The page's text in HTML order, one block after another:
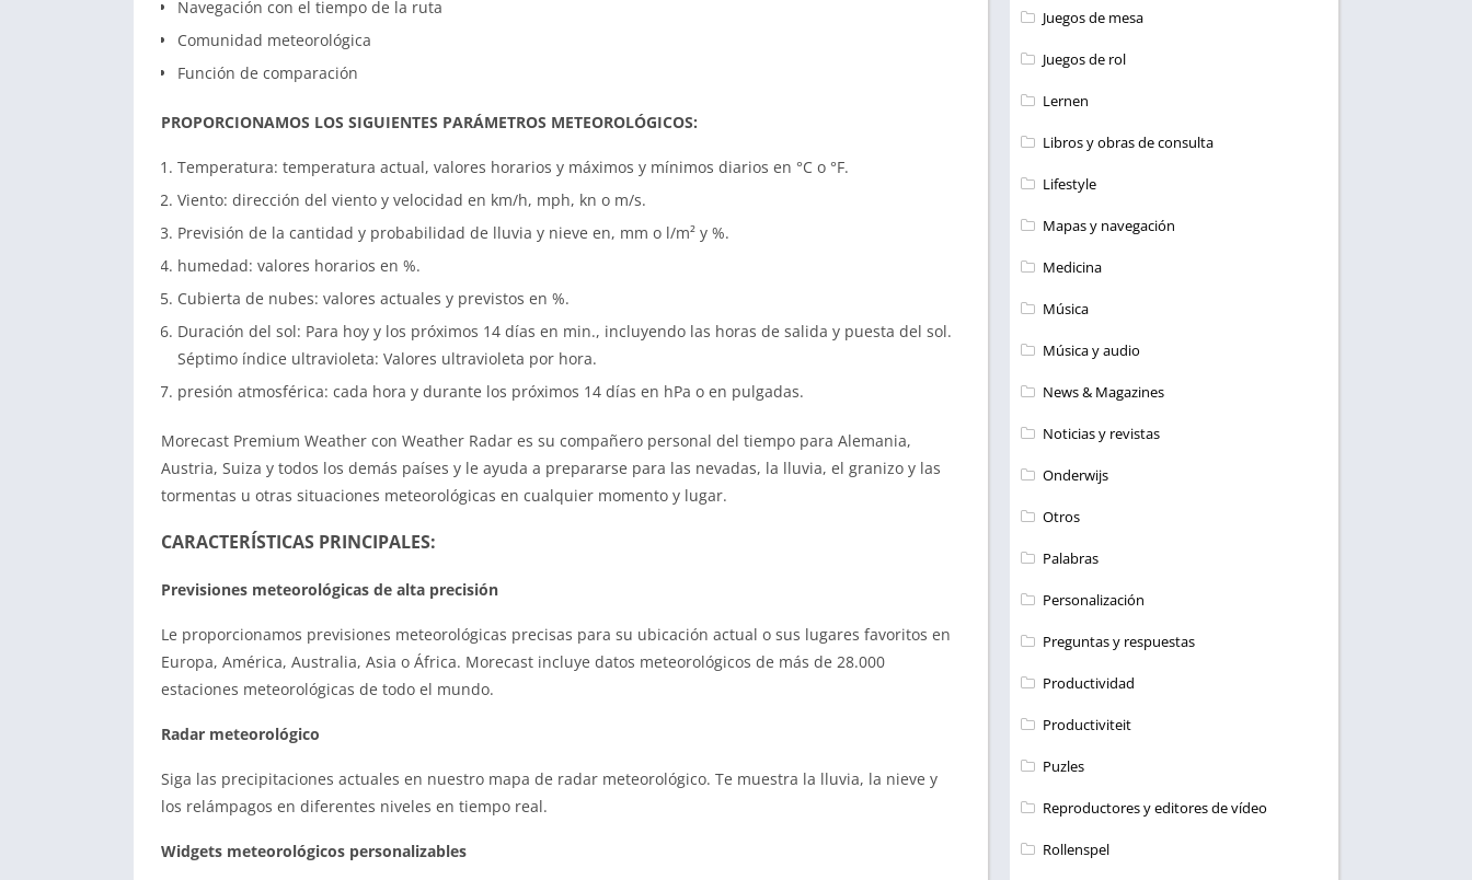
Navegación con el tiempo de la ruta
Comunidad meteorológica
Función de comparación
PROPORCIONAMOS LOS SIGUIENTES PARÁMETROS METEOROLÓGICOS:
Temperatura: temperatura actual, valores horarios y máximos y mínimos diarios en °C o °F.
Viento: dirección del viento y velocidad en km/h, mph, kn o m/s.
Previsión de la cantidad y probabilidad de lluvia y nieve en, mm o l/m² y %.
humedad: valores horarios en %.
Cubierta de nubes: valores actuales y previstos en %.
Duración del sol: Para hoy y los próximos 14 días en min., incluyendo las horas de salida y puesta del sol.
Séptimo índice ultravioleta: Valores ultravioleta por hora.
presión atmosférica: cada hora y durante los próximos 14 días en hPa o en pulgadas.
Morecast Premium Weather con Weather Radar es su compañero personal del tiempo para Alemania,
Austria, Suiza y todos los demás países y le ayuda a prepararse para las nevadas, la lluvia, el granizo y las
tormentas u otras situaciones meteorológicas en cualquier momento y lugar.
CARACTERÍSTICAS PRINCIPALES:
Previsiones meteorológicas de alta precisión
Le proporcionamos previsiones meteorológicas precisas para su ubicación actual o sus lugares favoritos en
Europa, América, Australia, Asia o África. Morecast incluye datos meteorológicos de más de 28.000
estaciones meteorológicas de todo el mundo.
Radar meteorológico
Siga las precipitaciones actuales en nuestro mapa de radar meteorológico. Te muestra la lluvia, la nieve y
los relámpagos en diferentes niveles en tiempo real.
Widgets meteorológicos personalizables
Juegos de mesa
Juegos de rol
Lernen
Libros y obras de consulta
Lifestyle
Mapas y navegación
Medicina
Música
Música y audio
News & Magazines
Noticias y revistas
Onderwijs
Otros
Palabras
Personalización
Preguntas y respuestas
Productividad
Productiviteit
Puzles
Reproductores y editores de vídeo
Rollenspel